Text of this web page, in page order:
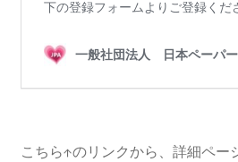
こちら↑のリンクから、詳細ペー